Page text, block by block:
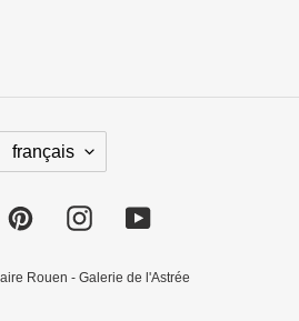
G
français
PinterestInstagramYouTube
Rouen - Galerie de l'Astrée